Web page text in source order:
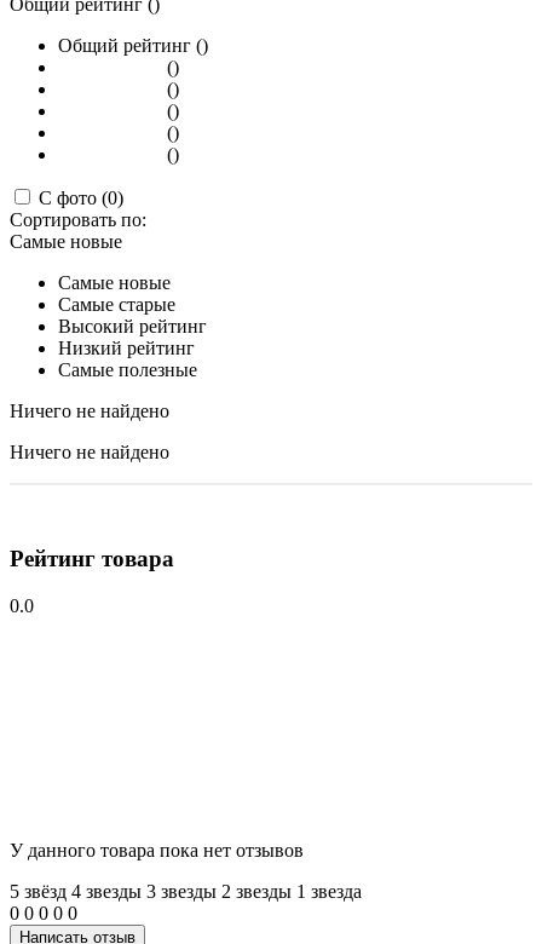
Общий рейтинг ()
Общий рейтинг ()
()
()
()
()
()
С фото (0)
Сортировать по:
Самые новые
Самые новые
Самые старые
Высокий рейтинг
Низкий рейтинг
Самые полезные
Ничего не найдено
Ничего не найдено
Рейтинг товара
0.0
У данного товара пока нет отзывов
5 звёзд 4 звeзды 3 звeзды 2 звeзды 1 звeзда
0 0 0 0 0
Написать отзыв